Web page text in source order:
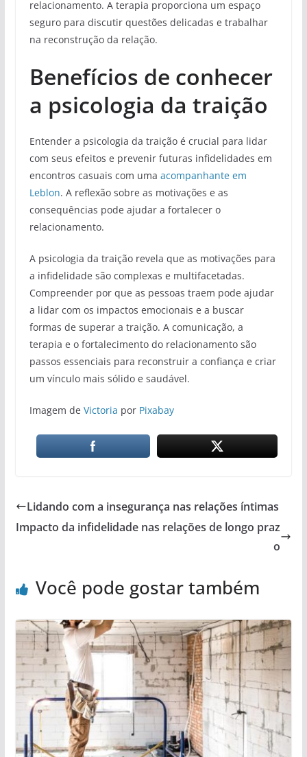
relacionamento. A terapia proporciona um espaço
seguro para discutir questões delicadas e trabalhar
na reconstrução da relação.
Benefícios de conhecer
a psicologia da traição
Entender a psicologia da traição é crucial para lidar
com seus efeitos e prevenir futuras infidelidades em
encontros casuais com uma acompanhante em
Leblon. A reflexão sobre as motivações e as
consequências pode ajudar a fortalecer o
relacionamento.
A psicologia da traição revela que as motivações para
a infidelidade são complexas e multifacetadas.
Compreender por que as pessoas traem pode ajudar
a lidar com os impactos emocionais e a buscar
formas de superar a traição. A comunicação, a
terapia e o fortalecimento do relacionamento são
passos essenciais para reconstruir a confiança e criar
um vínculo mais sólido e saudável.
Imagem de Victoria por Pixabay
Lidando com a insegurança nas relações íntimas
Impacto da infidelidade nas relações de longo praz
o
Você pode gostar também